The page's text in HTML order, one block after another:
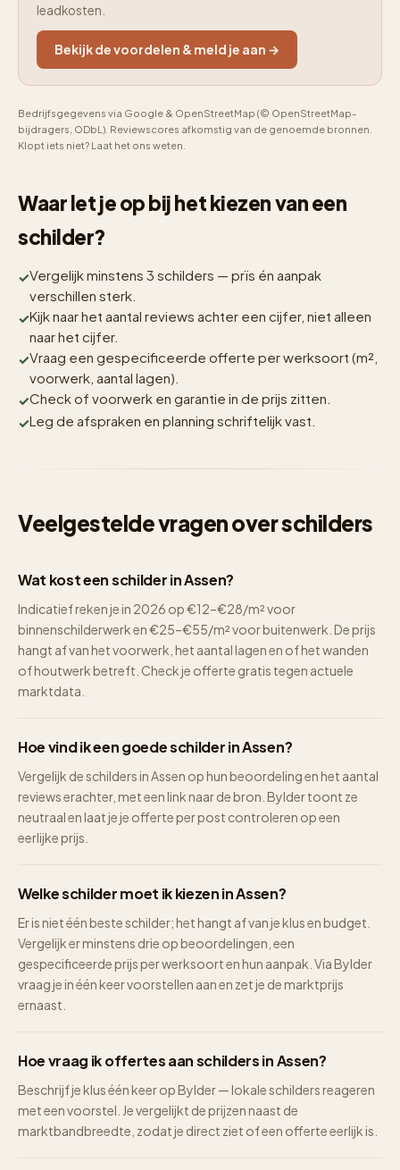
leadkosten.
Bekijk de voordelen & meld je aan →
Bedrijfsgegevens via Google & OpenStreetMap (© OpenStreetMap-
bijdragers, ODbL). Reviewscores afkomstig van de genoemde bronnen.
Klopt iets niet? Laat het ons weten.
Waar let je op bij het kiezen van een
schilder?
Vergelijk minstens 3 schilders — prïs én aanpak
verschillen sterk.
Kijk naar het aantal reviews achter een cijfer, niet alleen
naar het cijfer.
Vraag een gespecificeerde offerte per werksoort (m²,
voorwerk, aantal lagen).
Check of voorwerk en garantie in de prijs zitten.
Leg de afspraken en planning schriftelijk vast.
Veelgestelde vragen over schilders
Wat kost een schilder in Assen?
Indicatief reken je in 2026 op €12–€28/m² voor
binnenschilderwerk en €25–€55/m² voor buitenwerk. De prijs
hangt af van het voorwerk, het aantal lagen en of het wanden
of houtwerk betreft. Check je offerte gratis tegen actuele
marktdata.
Hoe vind ik een goede schilder in Assen?
Vergelijk de schilders in Assen op hun beoordeling en het aantal
reviews erachter, met een link naar de bron. Bylder toont ze
neutraal en laat je je offerte per post controleren op een
eerlijke prijs.
Welke schilder moet ik kiezen in Assen?
Er is niet één beste schilder; het hangt af van je klus en budget.
Vergelijk er minstens drie op beoordelingen, een
gespecificeerde prijs per werksoort en hun aanpak. Via Bylder
vraag je in één keer voorstellen aan en zet je de marktprijs
ernaast.
Hoe vraag ik offertes aan schilders in Assen?
Beschrijf je klus één keer op Bylder — lokale schilders reageren
met een voorstel. Je vergelijkt de prijzen naast de
marktbandbreedte, zodat je direct ziet of een offerte eerlijk is.